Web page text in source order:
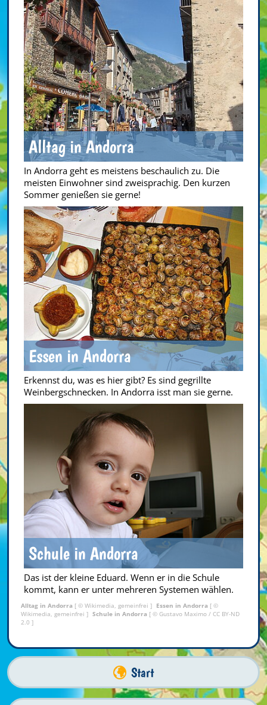
Alltag in Andorra
In Andorra geht es meistens beschaulich zu. Die
meisten Einwohner sind zweisprachig. Den kurzen
Sommer genießen sie gerne!
Essen in Andorra
Erkennst du, was es hier gibt? Es sind gegrillte
Weinbergschnecken. In Andorra isst man sie gerne.
Schule in Andorra
Das ist der kleine Eduard. Wenn er in die Schule
kommt, kann er unter mehreren Systemen wählen.
Alltag in Andorra [ © Wikimedia, gemeinfrei ] Essen in Andorra [ ©
Wikimedia, gemeinfrei ] Schule in Andorra [ © Gustavo Maximo / CC BY-ND
2.0 ]
Start